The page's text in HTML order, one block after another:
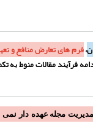
،فرمهای تعارض منافع و
فرآیند مقالات منوط به
مدیریت مجله عهده دار نمی